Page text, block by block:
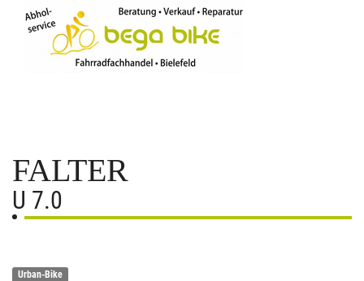
FALTER
U 7.0
Urban-Bike